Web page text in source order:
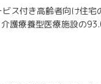
ス付き高齢者向け住
護療養型医療施設の